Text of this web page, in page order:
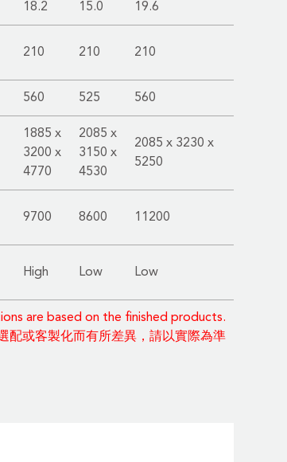
18.2 15.0 19.6
210 210 210
560 525 560
1885 x
3200 x
4770
2085 x
3150 x
4530
2085 x 3230 x
5250
9700 8600 11200
High Low Low
are based on the finished products.
配或客製化而有所差異，請以實際為準